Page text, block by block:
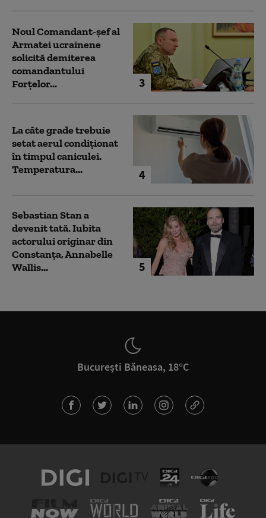
3
Noul Comandant-șef al
Armatei ucrainene
solicită demiterea
comandantului
Forțelor...
4
La câte grade trebuie
setat aerul condiționat
în timpul caniculei.
Temperatura...
5
Sebastian Stan a
devenit tată. Iubita
actorului originar din
Constanța, Annabelle
Wallis...
București Băneasa, 18°C